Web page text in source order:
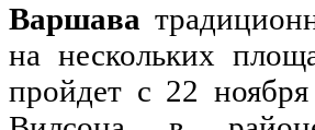
Варшава
на нескольких
пройдет с 22